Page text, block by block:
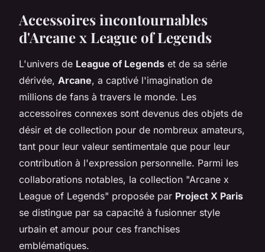
Accessoires incontournables
d'Arcane x League of Legends
L'univers de League of Legends et de sa série
dérivée, Arcane, a captivé l'imagination de
millions de fans à travers le monde. Les
accessoires connexes sont devenus des objets de
désir et de collection pour de nombreux amateurs,
tant pour leur valeur sentimentale que pour leur
contribution à l'expression personnelle. Parmi les
collaborations notables, la collection "Arcane x
League of Legends" proposée par Project X Paris
se distingue par sa capacité à fusionner style
urbain et amour pour ces franchises
emblématiques.